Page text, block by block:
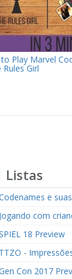
Play Marvel
Rules Girl
Listas
e
Jogando com
18 Preview
TTZO -
Con 2017